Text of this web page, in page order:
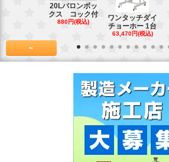
20Lバロンボッ
クス コック付
880円(税込)
ワンタッチダイ
チョーホー 1台
63,470円(税込)
<